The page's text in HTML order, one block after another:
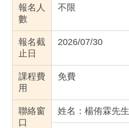
報名人
數
不限
報名截
止日
2026/07/30
課程費
用
免費
聯絡窗
口
姓名：楊侑霖先生